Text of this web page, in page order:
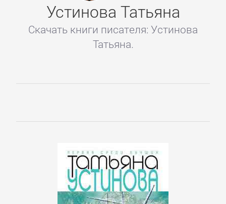
Устинова Татьяна
Скачать книги писателя: Устинова
Татьяна.